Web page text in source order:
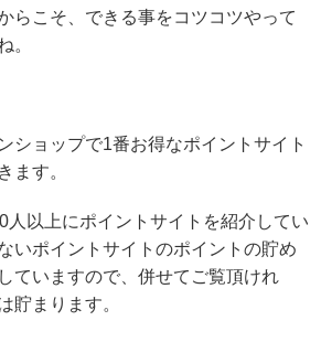
こそ、できる事をコツコツやって
。
ショップで1番お得なポイントサイト
ます。
人以上にポイントサイトを紹介してい
いポイントサイトのポイントの貯め
ていますので、併せてご覧頂けれ
貯まります。